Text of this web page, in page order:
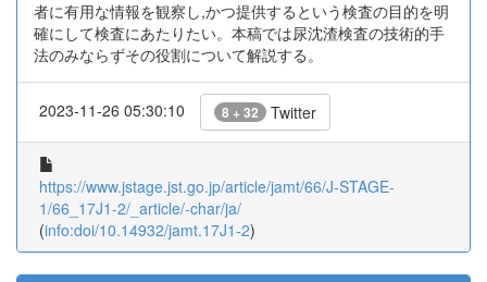
者に有用な情報を観察し,かつ提供するという検査の目的を明
確にして検査にあたりたい。本稿では尿沈渣検査の技術的手
法のみならずその役割について解説する。
2023-11-26 05:30:10 8 + 32 Twitter
https://www.jstage.jst.go.jp/article/jamt/66/J-STAGE-
1/66_17J1-2/_article/-char/ja/
(info:doi/10.14932/jamt.17J1-2)